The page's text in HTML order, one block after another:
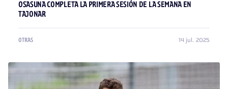
OSASUNA COMPLETA LA PRIMERA SESIÓN DE LA SEMANA EN
TAJONAR
OTRAS 14 jul. 2025